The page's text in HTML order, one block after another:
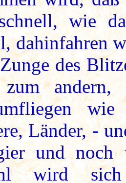
wie
dahinfahren
des
Länder, -
und noch
wird sich